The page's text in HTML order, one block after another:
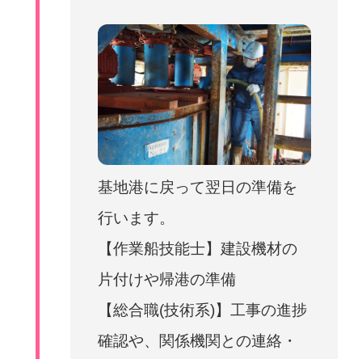
基地港に戻って翌日の準備を
行います。
【作業船技能士】建設機材の
片付けや帰港の準備
【総合職(技術系)】工事の進捗
確認や、関係機関との連絡・